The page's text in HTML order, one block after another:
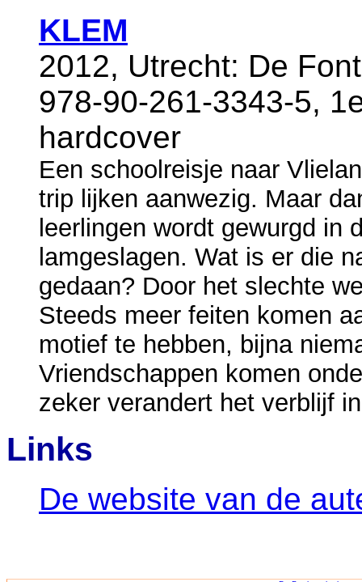
KLEM
2012, Utrecht: De
978-90-261-3343-5,
hardcover
Een schoolreisje naar
trip lijken aanwezig. Maar
leerlingen wordt gewurgd in
lamgeslagen. Wat is er die
gedaan? Door het slechte
Steeds meer feiten komen
motief te hebben, bijna
Vriendschappen komen
zeker verandert het verblijf
Links
De website van de